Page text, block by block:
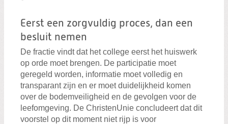
Eerst een zorgvuldig proces, dan een
besluit nemen
De fractie vindt dat het college eerst het huiswerk
op orde moet brengen. De participatie moet
geregeld worden, informatie moet volledig en
transparant zijn en er moet duidelijkheid komen
over de bodemveiligheid en de gevolgen voor de
leefomgeving. De ChristenUnie concludeert dat dit
voorstel op dit moment niet rijp is voor